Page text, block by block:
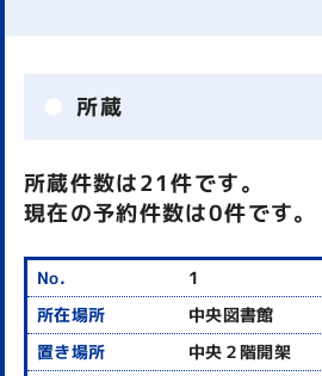
所蔵
所蔵件数は21件です。
現在の予約件数は0件です。
1
中央図書館
中央２階開架